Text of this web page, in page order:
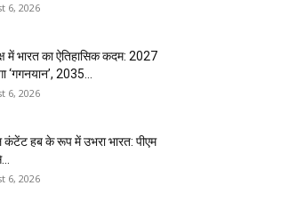
6, 2026
में भारत का ऐतिहासिक कदम: 2027
‘गगनयान’, 2035...
6, 2026
कंटेंट हब के रूप में उभरा भारत: पीएम
6, 2026